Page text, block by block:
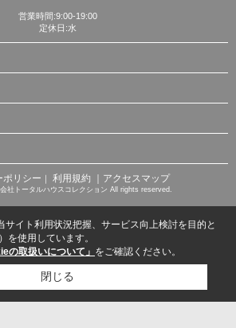
営業時間:9:00-19:00
定休日:水
ポリシー ｜ 利用規約 ｜アクセスマップ
社トータルハウスコレクション All rights reserved.
サイト利用状況把握、サービス向上検討を目的と
を使用しています。
の取扱いについて」 をご確認ください。
閉じる